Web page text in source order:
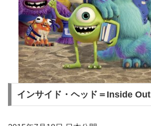
インサイド・ヘッド＝Inside Out